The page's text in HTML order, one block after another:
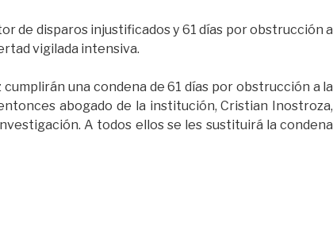
de disparos injustificados y 61 días por obstrucción a
vigilada intensiva.
una condena de 61 días por obstrucción a la
abogado de la institución, Cristian Inostroza,
A todos ellos se les sustituirá la condena